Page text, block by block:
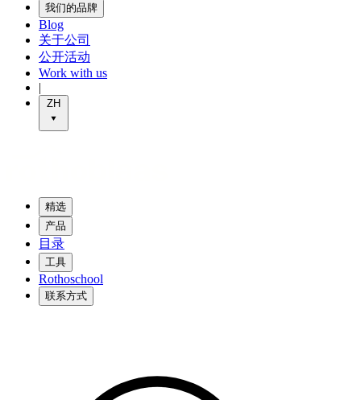
我们的品牌
Blog
关于公司
公开活动
Work with us
|
ZH
精选
产品
目录
工具
Rothoschool
联系方式